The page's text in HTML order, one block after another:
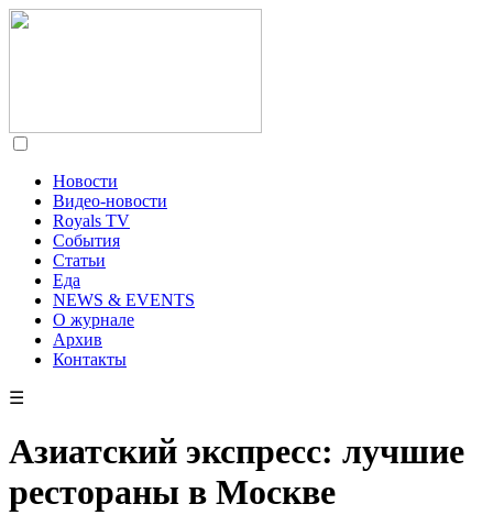
Новости
Видео-новости
Royals TV
События
Статьи
Еда
NEWS & EVENTS
О журнале
Архив
Контакты
☰
Азиатский экспресс: лучшие
рестораны в Москве